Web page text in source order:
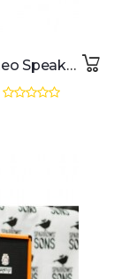
Mesa Boogie 1x12 Subway Ultra-lite (neo Speaker)